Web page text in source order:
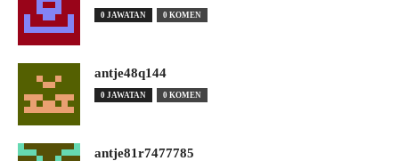
0 JAWATAN 0 KOMEN
antje48q144
0 JAWATAN 0 KOMEN
antje81r7477785